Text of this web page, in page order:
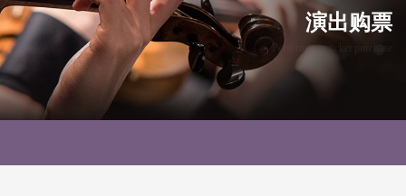
演出购票
Performance ticket purchase